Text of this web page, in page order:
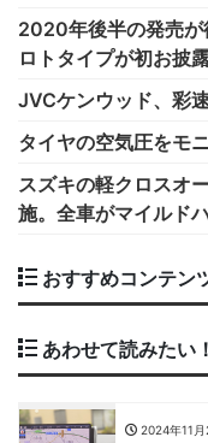
2020年後半の発売が
ロトタイプが初お披
JVCケンウッド、彩
タイヤの空気圧をモ
スズキの軽クロスオ
施。全車がマイルド
おすすめコンテン
あわせて読みたい！
2024年11月